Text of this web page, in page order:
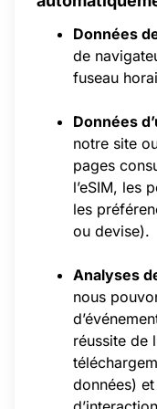
Données
de
fuseau
Données
notre site
pages
l’eSIM, les
les
ou devise).
Analyses
nous
réussite de
données)